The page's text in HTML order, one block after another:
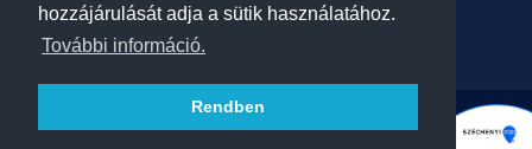
hozzájárulását adja a sütik használatához.
További információ.
Rendben